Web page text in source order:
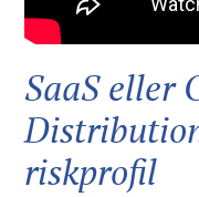
SaaS eller
riskprofil